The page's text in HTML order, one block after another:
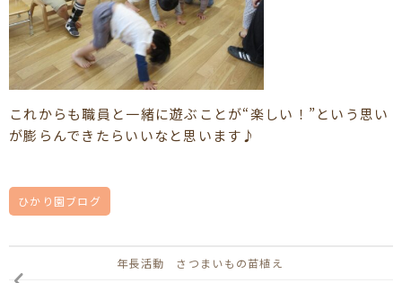
これからも職員と一緒に遊ぶことが“楽しい！”という思い
が膨らんできたらいいなと思います♪
ひかり園ブログ
年長活動 さつまいもの苗植え